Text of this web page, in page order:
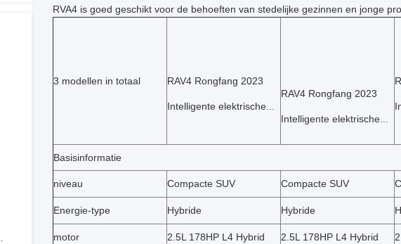
RVA4 is goed geschikt voor de behoeften van stedelijke gezinnen en jonge
3 modellen in totaal RAV4 Rongfang 2023
Intelligente elektrische...
RAV4 Rongfang 2023
Intelligente elektrische...
Basisinformatie
niveau Compacte SUV Compacte SUV
Energie-type Hybride Hybride
motor 2.5L 178HP L4 Hybrid 2.5L 178HP L4 Hybrid